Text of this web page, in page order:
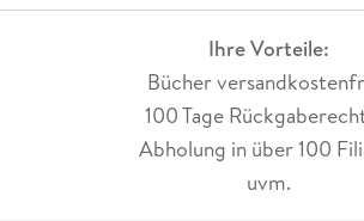
Ihre Vorteile:
Bücher
100 Tage
Abholung in über 100
uvm.